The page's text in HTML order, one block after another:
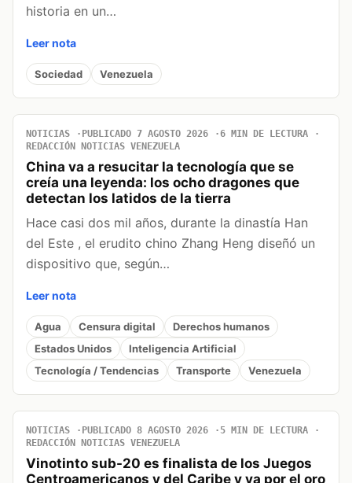
historia en un…
Leer nota
Sociedad Venezuela
NOTICIAS PUBLICADO 7 AGOSTO 2026
6 MIN DE LECTURA
REDACCIÓN NOTICIAS VENEZUELA
China va a resucitar la tecnología que se
creía una leyenda: los ocho dragones que
detectan los latidos de la tierra
Hace casi dos mil años, durante la dinastía Han
del Este , el erudito chino Zhang Heng diseñó un
dispositivo que, según…
Leer nota
Agua Censura digital
Derechos humanos
Estados Unidos
Inteligencia Artificial
Tecnología / Tendencias
Transporte Venezuela
NOTICIAS PUBLICADO 8 AGOSTO 2026
5 MIN DE LECTURA
REDACCIÓN NOTICIAS VENEZUELA
Vinotinto sub-20 es finalista de los Juegos
Centroamericanos y del Caribe y va por el oro